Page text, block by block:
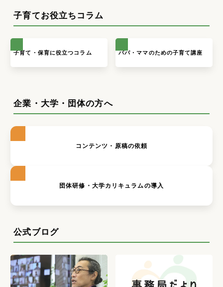
子育てお役立ちコラム
子育て・保育に役立つコラム パパ・ママのための子育て講座
企業・大学・団体の方へ
コンテンツ・原稿の依頼
団体研修・大学カリキュラムの導入
公式ブログ